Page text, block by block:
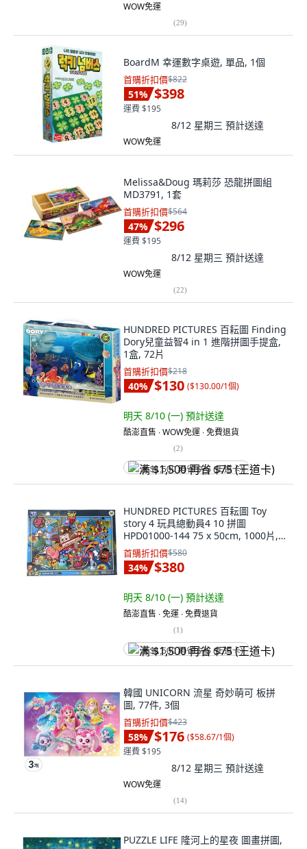
WOW免運
(29)
BoardM 幸運數字桌遊, 單品, 1個
首購折扣價$822
51% $398
運費 $195
8/12 星期三 預計送達
WOW免運
Melissa&Doug 瑪莉莎 恐龍拼圖組
MD3791, 1套
首購折扣價$564
47% $296
運費 $195
8/12 星期三 預計送達
WOW免運
(22)
HUNDRED PICTURES 百耘圖 Finding
Dory兒童益智4 in 1 進階拼圖手提盒,
1盒, 72片
首購折扣價$218
40% $130 ($130.00/1個)
明天 8/10 (一) 預計送達
酷澎直售 ∙ WOW免運 ∙ 免費退貨
(2)
满 $1,500 再省 $75 (王道卡)
HUNDRED PICTURES 百耘圖 Toy
story 4 玩具總動員4 10 拼圖
HPD01000-144 75 x 50cm, 1000片, 1
盒
首購折扣價$580
34% $380
明天 8/10 (一) 預計送達
酷澎直售 ∙ 免運 ∙ 免費退貨
(1)
满 $1,500 再省 $75 (王道卡)
韓國 UNICORN 流星 奇妙萌可 板拼
圖, 77件, 3個
首購折扣價$423
58% $176 ($58.67/1個)
運費 $195
8/12 星期三 預計送達
WOW免運
(14)
PUZZLE LIFE 隆河上的星夜 圖畫拼圖,